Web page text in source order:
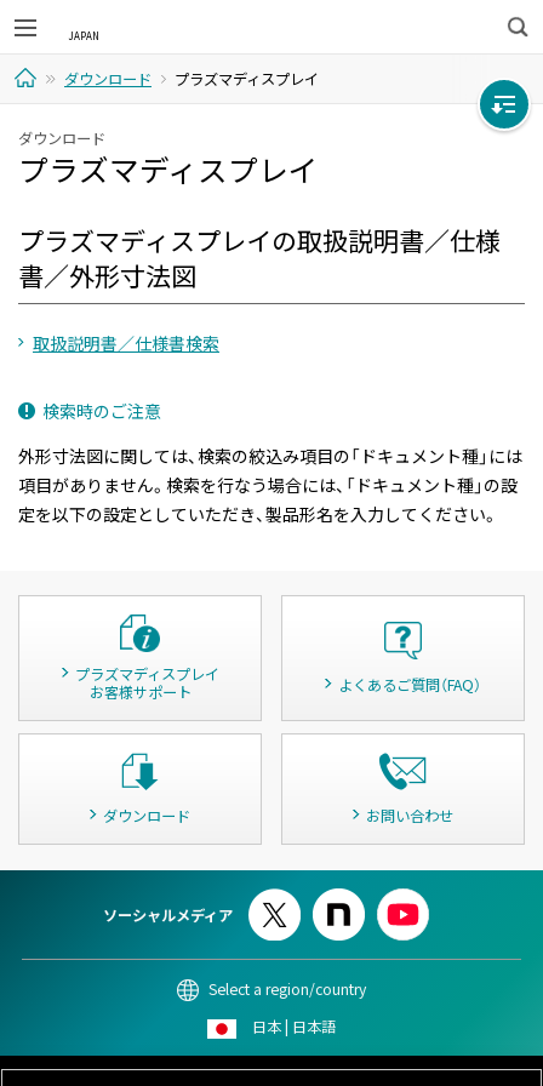
検
索
ホ
ー
ダウンロード プラズマディスプレイ
ダウンロード
プラズマディスプレイ
プラズマディスプレイの取扱説明書／仕様
書／外形寸法図
取扱説明書／仕様書検索
検索時のご注意
外形寸法図に関しては、検索の絞込み項目の「ドキュメント種」には
項目がありません。検索を行なう場合には、「ドキュメント種」の設
定を以下の設定としていただき、製品形名を入力してください。
プラズマディスプレイ
お客様サポート
よくあるご質問（FAQ）
ダウンロード お問い合わせ
ソーシャルメディア
Select a region/country
日本 | 日本語